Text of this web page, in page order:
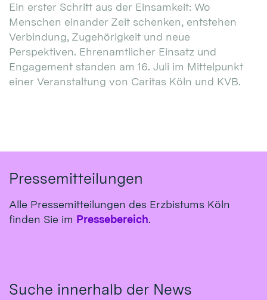
Ein erster Schritt aus der Einsamkeit: Wo
Menschen einander Zeit schenken, entstehen
Verbindung, Zugehörigkeit und neue
Perspektiven. Ehrenamtlicher Einsatz und
Engagement standen am 16. Juli im Mittelpunkt
einer Veranstaltung von Caritas Köln und KVB.
Pressemitteilungen
Alle Pressemitteilungen des Erzbistums Köln
finden Sie im Pressebereich.
Suche innerhalb der News